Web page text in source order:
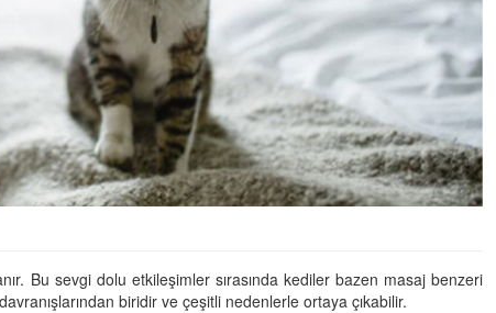
Bu sevgi dolu etkileşimler sırasında kediler bazen masaj benzeri
biridir ve çeşitli nedenlerle ortaya çıkabilir.
En Tatlı 21
Nasıl
22.05.2020
Evde Beslenebilecek En Tatlı 21
Küçük Kedi Cinsi
22.05.2020
Yavru Kedilerde Pire Nasıl
Temizlenir?